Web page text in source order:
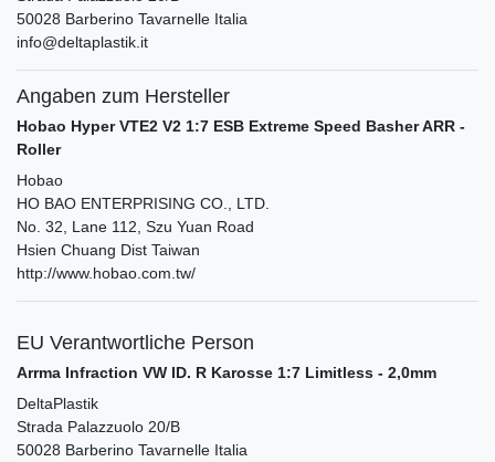
50028 Barberino Tavarnelle Italia
info@deltaplastik.it
Angaben zum Hersteller
Hobao Hyper VTE2 V2 1:7 ESB Extreme Speed Basher ARR -
Roller
Hobao
HO BAO ENTERPRISING CO., LTD.
No. 32, Lane 112, Szu Yuan Road
Hsien Chuang Dist Taiwan
http://www.hobao.com.tw/
EU Verantwortliche Person
Arrma Infraction VW ID. R Karosse 1:7 Limitless - 2,0mm
DeltaPlastik
Strada Palazzuolo 20/B
50028 Barberino Tavarnelle Italia